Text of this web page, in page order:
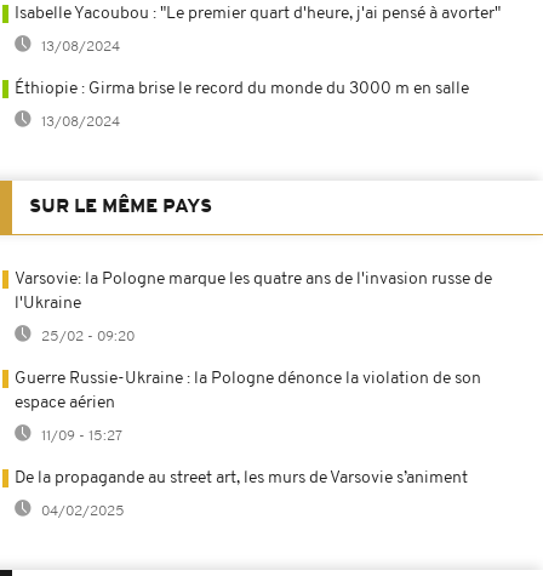
Isabelle Yacoubou : "Le premier quart d'heure, j'ai pensé à avorter"
13/08/2024
Éthiopie : Girma brise le record du monde du 3000 m en salle
13/08/2024
SUR LE MÊME PAYS
Varsovie: la Pologne marque les quatre ans de l'invasion russe de
l'Ukraine
25/02 - 09:20
Guerre Russie-Ukraine : la Pologne dénonce la violation de son
espace aérien
11/09 - 15:27
De la propagande au street art, les murs de Varsovie s’animent
04/02/2025